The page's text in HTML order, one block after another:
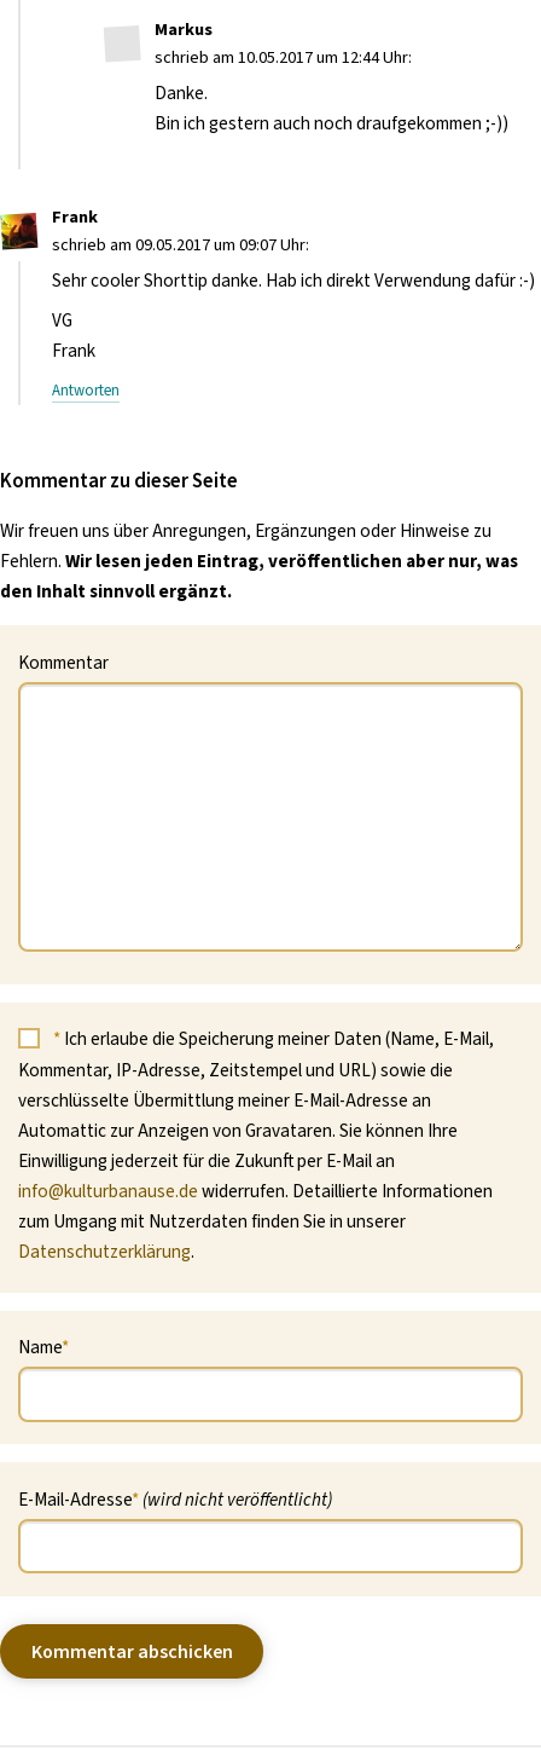
Markus
schrieb am 10.05.2017 um 12:44 Uhr:
Danke.
Bin ich gestern auch noch draufgekommen ;-))
Frank
schrieb am 09.05.2017 um 09:07 Uhr:
Sehr cooler Shorttip danke. Hab ich direkt Verwendung dafür :-)
VG
Frank
Antworten
Kommentar zu dieser Seite
Wir freuen uns über Anregungen, Ergänzungen oder Hinweise zu
Fehlern.Wir lesen jeden Eintrag, veröffentlichen aber nur, was
den Inhalt sinnvoll ergänzt.
Kommentar
*Ich erlaube die Speicherung meiner Daten (Name, E-Mail,
Kommentar, IP-Adresse, Zeitstempel und URL) sowie die
verschlüsselte Übermittlung meiner E-Mail-Adresse an
Automattic zur Anzeigen von Gravataren. Sie können Ihre
Einwilligung jederzeit für die Zukunft per E-Mail an
info@kulturbanause.dewiderrufen. Detaillierte Informationen
zum Umgang mit Nutzerdaten finden Sie in unserer
Datenschutzerklärung.
Name*
E-Mail-Adresse*(wird nicht veröffentlicht)